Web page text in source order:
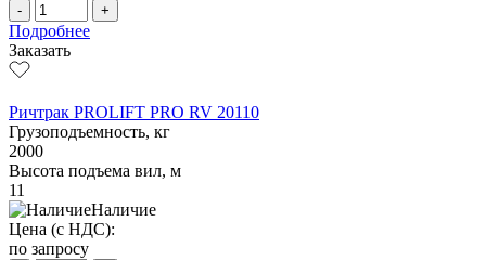
- +
Подробнее
Заказать
Ричтрак PROLIFT PRO RV 20110
Грузоподъемность, кг
2000
Высота подъема вил, м
11
Наличие
Цена (с НДС):
по запросу